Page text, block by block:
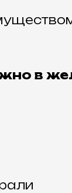
в